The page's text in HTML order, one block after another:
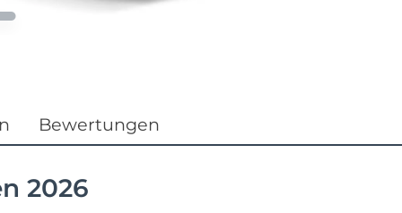
KLICKfix
Bewertungen
2026